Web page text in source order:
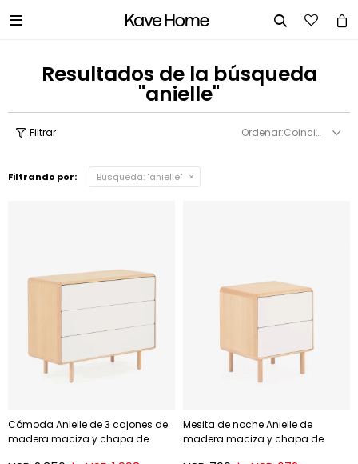
 
Resultados de la búsqueda
"anielle"
Coincidencia
Filtrando por: Búsqueda: "anielle"
Cómoda Anielle de 3 cajones de
madera maciza y chapa de
Mesita de noche Anielle de
madera maciza y chapa de